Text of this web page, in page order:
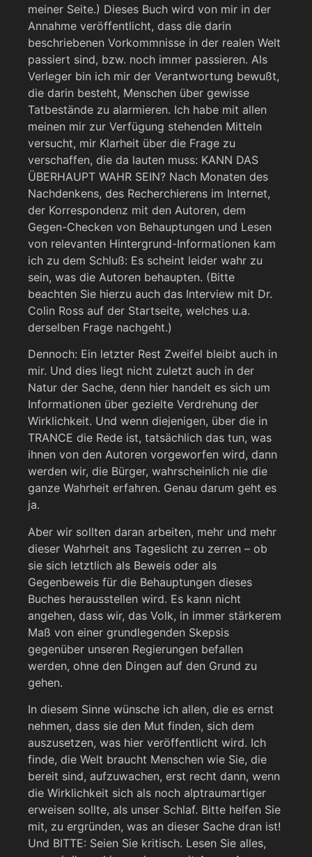
meiner Seite.) Dieses Buch wird von mir in der
Annahme veröffentlicht, dass die darin
beschriebenen Vorkommnisse in der realen Welt
passiert sind, bzw. noch immer passieren. Als
Verleger bin ich mir der Verantwortung bewußt,
die darin besteht, Menschen über gewisse
Tatbestände zu alarmieren. Ich habe mit allen
meinen mir zur Verfügung stehenden Mitteln
versucht, mir Klarheit über die Frage zu
verschaffen, die da lauten muss: KANN DAS
ÜBERHAUPT WAHR SEIN? Nach Monaten des
Nachdenkens, des Recherchierens im Internet,
der Korrespondenz mit den Autoren, dem
Gegen-Checken von Behauptungen und Lesen
von relevanten Hintergrund-Informationen kam
ich zu dem Schluß: Es scheint leider wahr zu
sein, was die Autoren behaupten. (Bitte
beachten Sie hierzu auch das Interview mit Dr.
Colin Ross auf der Startseite, welches u.a.
derselben Frage nachgeht.)
Dennoch: Ein letzter Rest Zweifel bleibt auch in
mir. Und dies liegt nicht zuletzt auch in der
Natur der Sache, denn hier handelt es sich um
Informationen über gezielte Verdrehung der
Wirklichkeit. Und wenn diejenigen, über die in
TRANCE die Rede ist, tatsächlich das tun, was
ihnen von den Autoren vorgeworfen wird, dann
werden wir, die Bürger, wahrscheinlich nie die
ganze Wahrheit erfahren. Genau darum geht es
ja.
Aber wir sollten daran arbeiten, mehr und mehr
dieser Wahrheit ans Tageslicht zu zerren – ob
sie sich letztlich als Beweis oder als
Gegenbeweis für die Behauptungen dieses
Buches herausstellen wird. Es kann nicht
angehen, dass wir, das Volk, in immer stärkerem
Maß von einer grundlegenden Skepsis
gegenüber unseren Regierungen befallen
werden, ohne den Dingen auf den Grund zu
gehen.
In diesem Sinne wünsche ich allen, die es ernst
nehmen, dass sie den Mut finden, sich dem
auszusetzen, was hier veröffentlicht wird. Ich
finde, die Welt braucht Menschen wie Sie, die
bereit sind, aufzuwachen, erst recht dann, wenn
die Wirklichkeit sich als noch alptraumartiger
erweisen sollte, als unser Schlaf. Bitte helfen Sie
mit, zu ergründen, was an dieser Sache dran ist!
Und BITTE: Seien Sie kritisch. Lesen Sie alles,